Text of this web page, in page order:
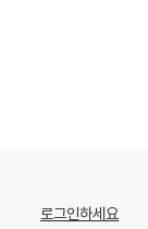
로그인하세요